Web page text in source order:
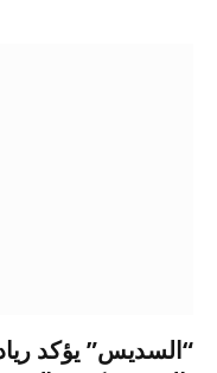
“السديس” يؤكد